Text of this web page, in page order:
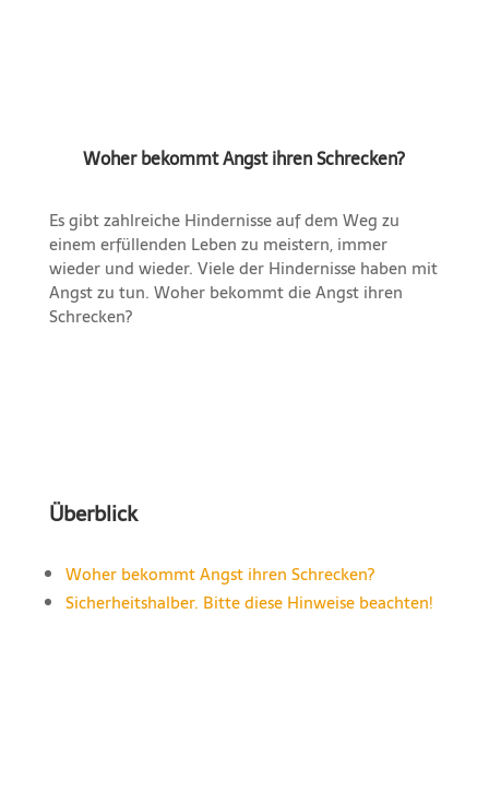
Woher bekommt Angst ihren Schrecken?
Es gibt zahlreiche Hindernisse auf dem Weg zu
einem erfüllenden Leben zu meistern, immer
wieder und wieder. Viele der Hindernisse haben mit
Angst zu tun. Woher bekommt die Angst ihren
Schrecken?
Überblick
Woher bekommt Angst ihren Schrecken?
Sicherheitshalber. Bitte diese Hinweise beachten!